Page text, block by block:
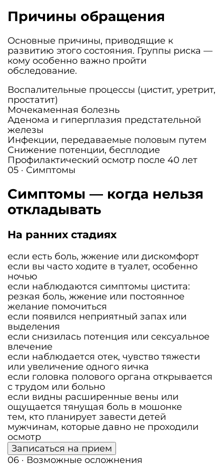
Причины обращения
Основные причины, приводящие к
развитию этого состояния. Группы риска —
кому особенно важно пройти
обследование.
Воспалительные процессы (цистит, уретрит,
простатит)
Мочекаменная болезнь
Аденома и гиперплазия предстательной
железы
Инфекции, передаваемые половым путем
Снижение потенции, бесплодие
Профилактический осмотр после 40 лет
05 · Симптомы
Симптомы — когда нельзя
откладывать
На ранних стадиях
если есть боль, жжение или дискомфорт
если вы часто ходите в туалет, особенно
ночью
если наблюдаются симптомы цистита:
резкая боль, жжение или постоянное
желание помочиться
если появился неприятный запах или
выделения
если снизилась потенция или сексуальное
влечение
если наблюдается отек, чувство тяжести
или увеличение одного яичка
если головка полового органа открывается
с трудом или больно
если видны расширенные вены или
ощущается тянущая боль в мошонке
тем, кто планирует завести детей
мужчинам, которые давно не проходили
осмотр
Записаться на прием
06 · Возможные осложнения